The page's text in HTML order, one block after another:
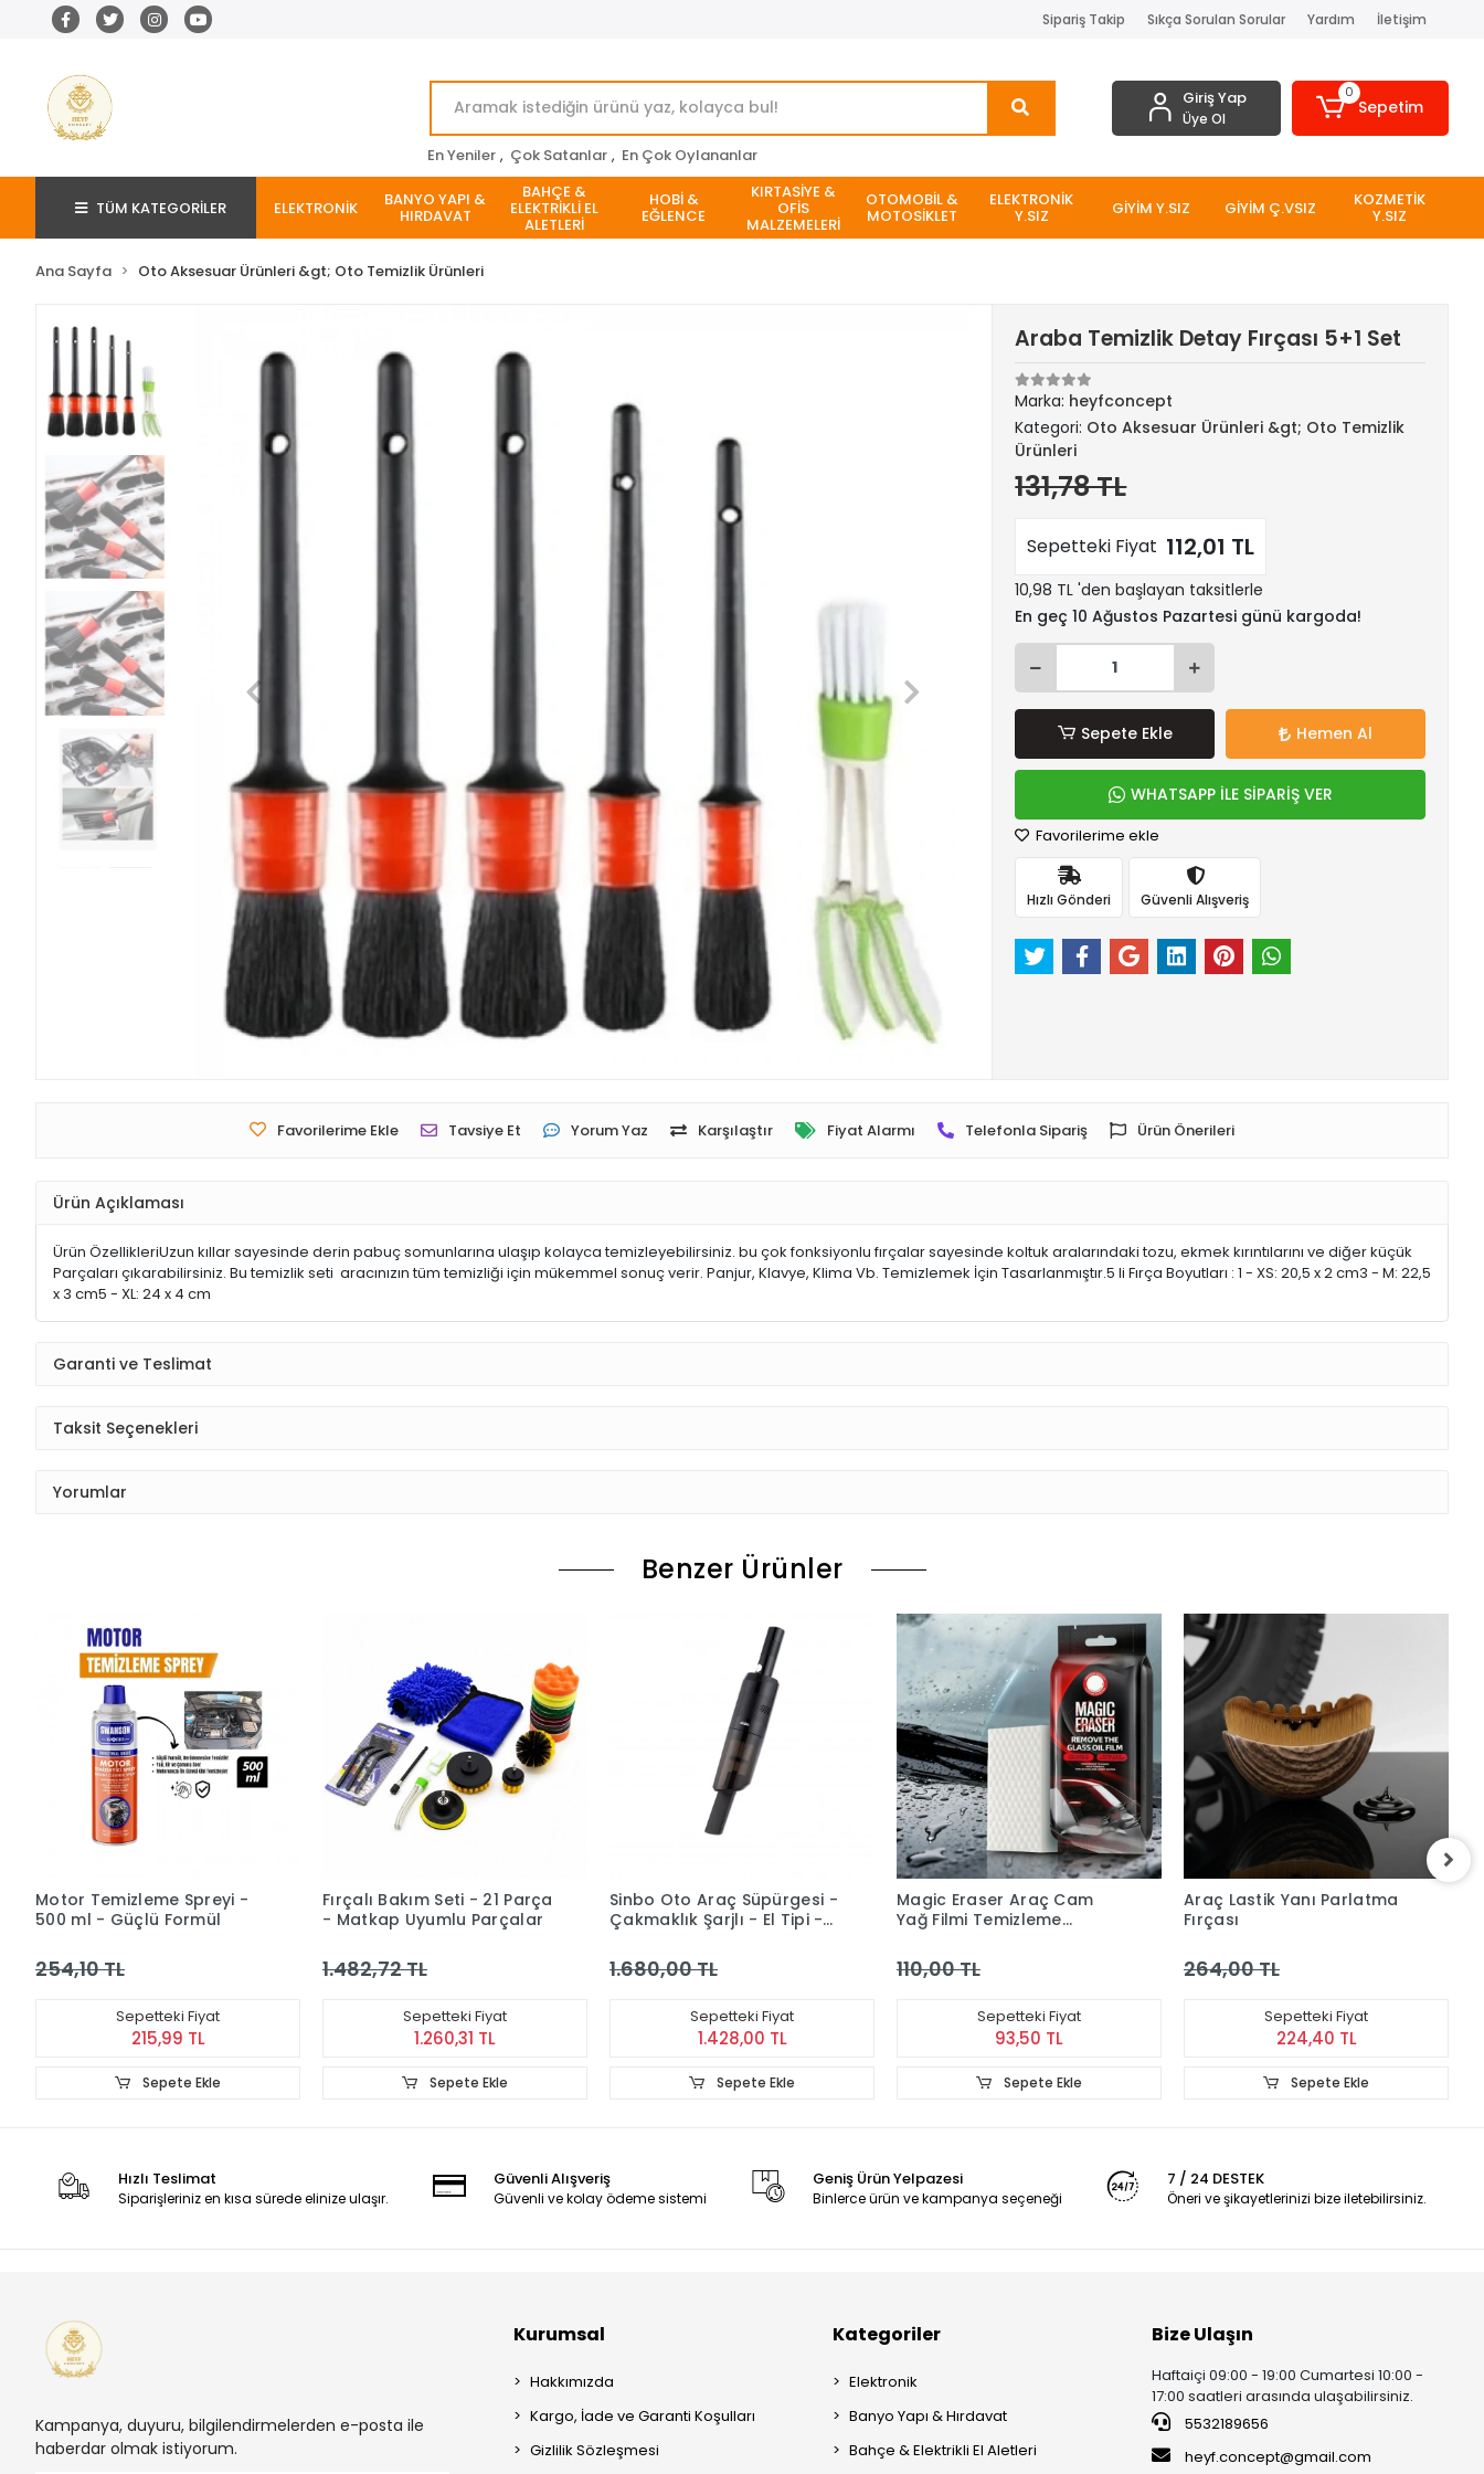
Sipariş Takip Sıkça Sorulan Sorular Yardım İletişim
En Yeniler , Çok Satanlar , En Çok Oylananlar
Giriş Yap
Üye Ol
0
Sepetim
TÜM KATEGORİLER ELEKTRONİK BANYO YAPI &
HIRDAVAT
BAHÇE &
ELEKTRİKLİ EL
ALETLERİ
HOBİ &
EĞLENCE
KIRTASİYE &
OFİS
MALZEMELERİ
OTOMOBİL &
MOTOSİKLET
ELEKTRONİK
Y.SIZ GİYİM Y.SIZ GİYİM Ç.VSIZ KOZMETİK
Y.SIZ
Ana Sayfa Oto Aksesuar Ürünleri &gt; Oto Temizlik Ürünleri
Araba Temizlik Detay Fırçası 5+1 Set
Marka: heyfconcept
Kategori: Oto Aksesuar Ürünleri &gt; Oto Temizlik
Ürünleri
131,78 TL
Sepetteki Fiyat 112,01 TL
10,98 TL 'den başlayan taksitlerle
En geç 10 Ağustos Pazartesi günü kargoda!
Sepete Ekle Hemen Al
WHATSAPP İLE SİPARİŞ VER
Favorilerime ekle
Hızlı Gönderi Güvenli Alışveriş
Favorilerime Ekle Tavsiye Et Yorum Yaz Karşılaştır Fiyat Alarmı Telefonla Sipariş Ürün Önerileri
Ürün Açıklaması
Ürün ÖzellikleriUzun kıllar sayesinde derin pabuç somunlarına ulaşıp kolayca temizleyebilirsiniz. bu çok fonksiyonlu fırçalar sayesinde koltuk aralarındaki tozu, ekmek kırıntılarını ve diğer küçük
Parçaları çıkarabilirsiniz. Bu temizlik seti aracınızın tüm temizliği için mükemmel sonuç verir. Panjur, Klavye, Klima Vb. Temizlemek İçin Tasarlanmıştır.5 li Fırça Boyutları : 1 - XS: 20,5 x 2 cm3 - M: 22,5
x 3 cm5 - XL: 24 x 4 cm
Garanti ve Teslimat
Taksit Seçenekleri
Yorumlar
Benzer Ürünler
Motor Temizleme Spreyi -
500 ml - Güçlü Formül
254,10 TL
Sepetteki Fiyat
215,99 TL
Sepete Ekle
Fırçalı Bakım Seti - 21 Parça
- Matkap Uyumlu Parçalar
1.482,72 TL
Sepetteki Fiyat
1.260,31 TL
Sepete Ekle
Sinbo Oto Araç Süpürgesi -
Çakmaklık Şarjlı - El Tipi -
1.680,00 TL
Sepetteki Fiyat
1.428,00 TL
Sepete Ekle
Magic Eraser Araç Cam
Yağ Filmi Temizleme
110,00 TL
Sepetteki Fiyat
93,50 TL
Sepete Ekle
Araç Lastik Yanı Parlatma
Fırçası
264,00 TL
Sepetteki Fiyat
224,40 TL
Sepete Ekle
Hızlı Teslimat
Siparişleriniz en kısa sürede elinize ulaşır.
Güvenli Alışveriş
Güvenli ve kolay ödeme sistemi
Geniş Ürün Yelpazesi
Binlerce ürün ve kampanya seçeneği
7 / 24 DESTEK
Öneri ve şikayetlerinizi bize iletebilirsiniz.
Kampanya, duyuru, bilgilendirmelerden e-posta ile
haberdar olmak istiyorum.
Kurumsal
Hakkımızda
Kargo, İade ve Garanti Koşulları
Gizlilik Sözleşmesi
Kategoriler
Elektronik
Banyo Yapı & Hırdavat
Bahçe & Elektrikli El Aletleri
Bize Ulaşın
Haftaiçi 09:00 - 19:00 Cumartesi 10:00 -
17:00 saatleri arasında ulaşabilirsiniz.
5532189656
heyf.concept@gmail.com